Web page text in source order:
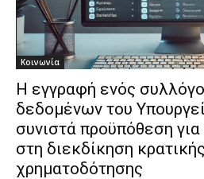
Κοινωνία
Η εγγραφή ενός
δεδομένων του
συνιστά προϋπόθεση
στη διεκδίκηση
χρηματοδότησης